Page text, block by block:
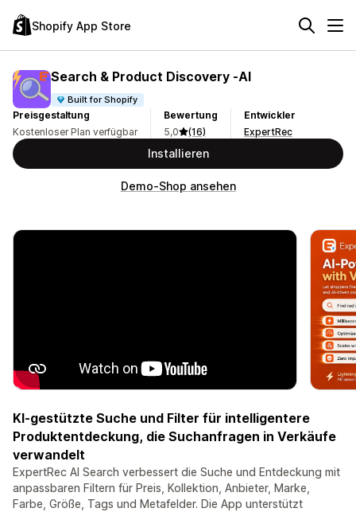
Shopify App Store
Search & Product Discovery ‑AI
Built for Shopify
Preisgestaltung
Kostenloser Plan verfügbar
Bewertung
5,0
(16)
Entwickler
ExpertRec
Installieren
Demo-Shop ansehen
KI-gestützte Suche und Filter für intelligentere
Produktentdeckung, die Suchanfragen in Verkäufe
verwandelt
ExpertRec AI Search verbessert die Suche und Entdeckung mit
anpassbaren Filtern für Preis, Kollektion, Anbieter, Marke,
Farbe, Größe, Tags und Metafelder. Die App unterstützt